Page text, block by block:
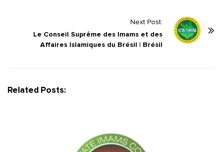
Next Post:
Le Conseil Suprême des Imams et des
Affaires Islamiques du Brésil | Brésil
Related Posts: